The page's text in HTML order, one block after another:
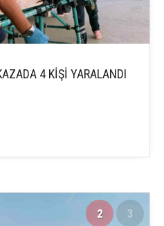
4 KİŞİ YARALANDI
2 3